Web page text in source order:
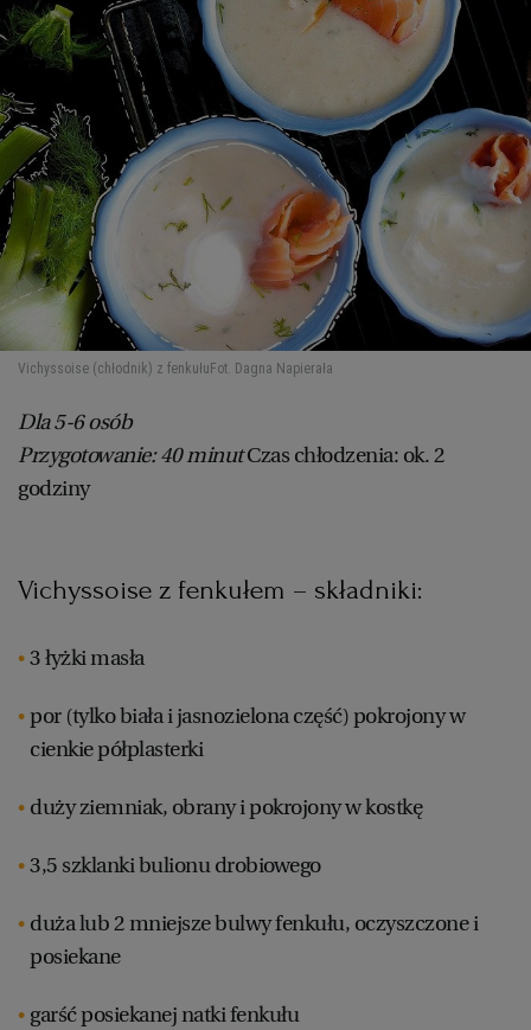
Vichyssoise (chłodnik) z fenkułu Fot. Dagna Napierała
Dla 5-6 osób
Przygotowanie: 40 minutCzas chłodzenia: ok. 2
godziny
Vichyssoise z fenkułem – składniki:
3 łyżki masła
por (tylko biała i jasnozielona część) pokrojony w
cienkie półplasterki
duży ziemniak, obrany i pokrojony w kostkę
3,5 szklanki bulionu drobiowego
duża lub 2 mniejsze bulwy fenkułu, oczyszczone i
posiekane
garść posiekanej natki fenkułu